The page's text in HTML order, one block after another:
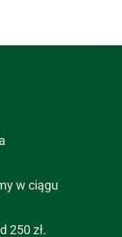
w ciągu
250 zł.